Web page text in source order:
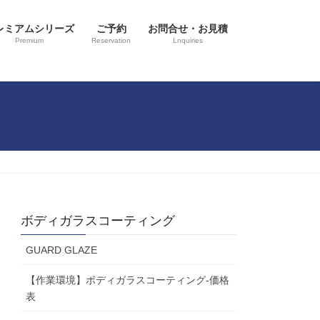
ミアムシリーズ
Premium
ご予約
Reservation
お問合せ・お見積
Lnquiries
ボディガラスコーティング
GUARD GLAZE
【作業環境】ボディガラスコーティング-価格
表